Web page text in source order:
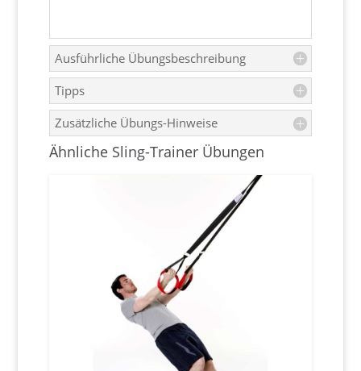
Ausführliche Übungsbeschreibung
Tipps
Zusätzliche Übungs-Hinweise
Ähnliche Sling-Trainer Übungen